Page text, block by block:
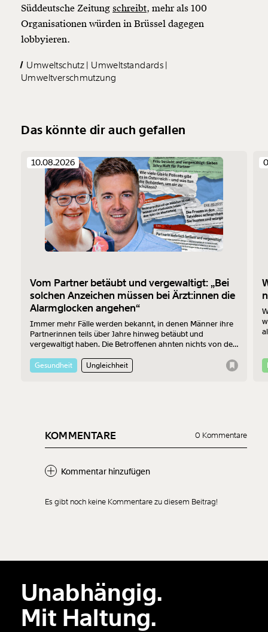
Süddeutsche Zeitung schreibt, mehr als 100
Organisationen würden in Brüssel dagegen
lobbyieren.
Umweltschutz Umweltstandards
Umweltverschmutzung
Das könnte dir auch gefallen
10.08.2026
Vom Partner betäubt und vergewaltigt: „Bei
solchen Anzeichen müssen bei Ärzt:innen die
Alarmglocken angehen“
Immer mehr Fälle werden bekannt, in denen Männer ihre
Partnerinnen teils über Jahre hinweg betäubt und
vergewaltigt haben. Die Betroffenen ahnten nichts von den
Folgen der Taten gingen, auch nicht. Zwei Mediziner:innen
erklären, was passieren muss, damit solche Fälle künftig
Gesundheit Ungleichheit
KOMMENTARE 0 Kommentare
Kommentar hinzufügen
Es gibt noch keine Kommentare zu diesem Beitrag!
Unabhängig.
Mit Haltung.